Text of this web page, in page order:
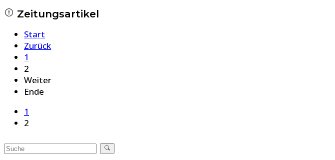
Zeitungsartikel
Start
Zurück
1
2
Weiter
Ende
1
2